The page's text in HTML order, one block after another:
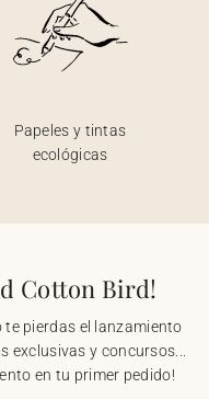
Papeles y tintas
ecológicas
Cotton Bird!
pierdas el lanzamiento
y concursos...
en tu primer pedido!